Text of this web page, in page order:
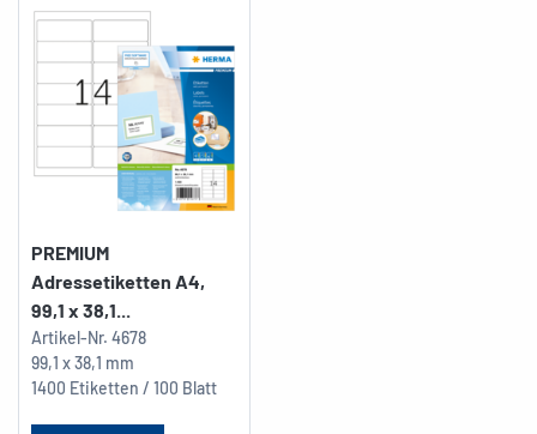
PREMIUM
Adressetiketten A4,
99,1 x 38,1...
Artikel-Nr. 4678
99,1 x 38,1 mm
1400 Etiketten / 100 Blatt